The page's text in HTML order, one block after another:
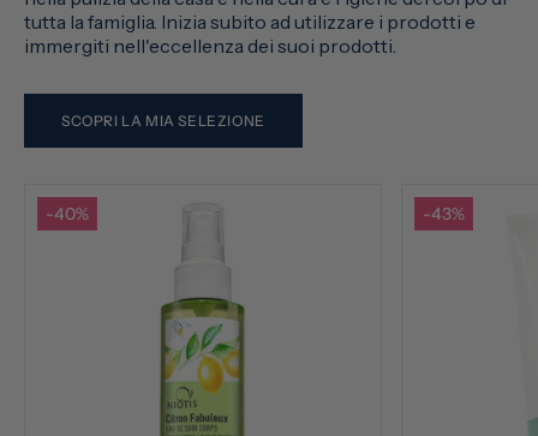
tutta la famiglia. Inizia subito ad utilizzare i prodotti e
immergiti nell'eccellenza dei suoi prodotti.
SCOPRI LA MIA SELEZIONE
-40% -43%